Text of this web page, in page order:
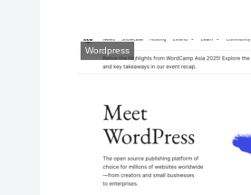
Wordpress